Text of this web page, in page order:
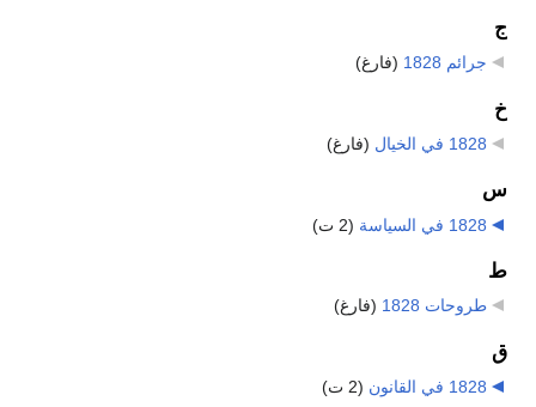
ج
جرائم 1828 (فارغ)
خ
1828 في الخيال (فارغ)
س
1828 في السياسة (2 ت)
ط
طروحات 1828 (فارغ)
ق
1828 في القانون (2 ت)